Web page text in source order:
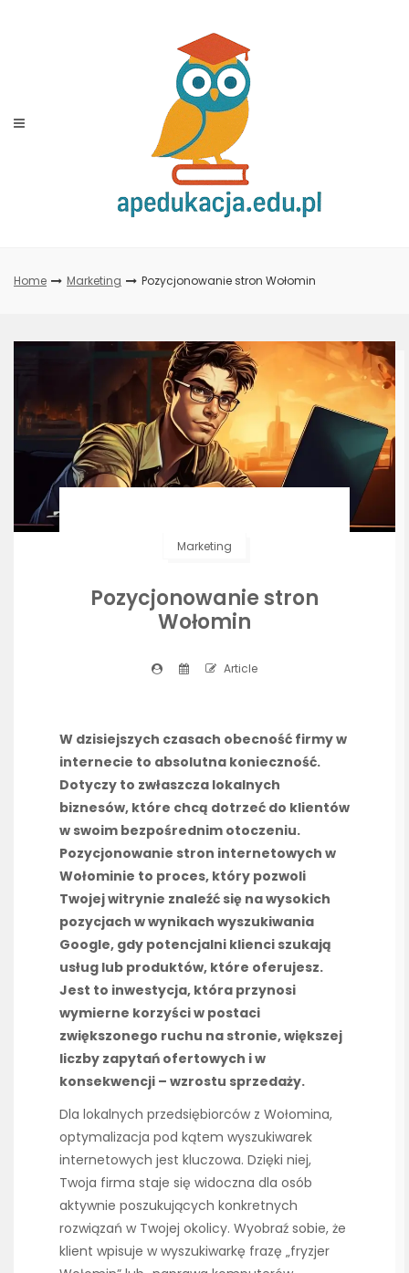
Home Marketing Pozycjonowanie stron Wołomin
Marketing
Pozycjonowanie stron
Wołomin
Article
W dzisiejszych czasach obecność firmy w
internecie to absolutna konieczność.
Dotyczy to zwłaszcza lokalnych
biznesów, które chcą dotrzeć do klientów
w swoim bezpośrednim otoczeniu.
Pozycjonowanie stron internetowych w
Wołominie to proces, który pozwoli
Twojej witrynie znaleźć się na wysokich
pozycjach w wynikach wyszukiwania
Google, gdy potencjalni klienci szukają
usług lub produktów, które oferujesz.
Jest to inwestycja, która przynosi
wymierne korzyści w postaci
zwiększonego ruchu na stronie, większej
liczby zapytań ofertowych i w
konsekwencji – wzrostu sprzedaży.
Dla lokalnych przedsiębiorców z Wołomina,
optymalizacja pod kątem wyszukiwarek
internetowych jest kluczowa. Dzięki niej,
Twoja firma staje się widoczna dla osób
aktywnie poszukujących konkretnych
rozwiązań w Twojej okolicy. Wyobraź sobie, że
klient wpisuje w wyszukiwarkę frazę „fryzjer